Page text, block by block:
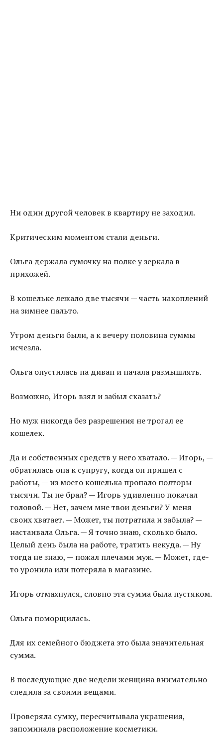
Ни один другой человек в квартиру не заходил.
Критическим моментом стали деньги.
Ольга держала сумочку на полке у зеркала в
прихожей.
В кошельке лежало две тысячи — часть накоплений
на зимнее пальто.
Утром деньги были, а к вечеру половина суммы
исчезла.
Ольга опустилась на диван и начала размышлять.
Возможно, Игорь взял и забыл сказать?
Но муж никогда без разрешения не трогал ее
кошелек.
Да и собственных средств у него хватало. — Игорь, —
обратилась она к супругу, когда он пришел с
работы, — из моего кошелька пропало полторы
тысячи. Ты не брал? — Игорь удивленно покачал
головой. — Нет, зачем мне твои деньги? У меня
своих хватает. — Может, ты потратила и забыла? —
настаивала Ольга. — Я точно знаю, сколько было.
Целый день была на работе, тратить некуда. — Ну
тогда не знаю, — пожал плечами муж. — Может, где-
то уронила или потеряла в магазине.
Игорь отмахнулся, словно эта сумма была пустяком.
Ольга поморщилась.
Для их семейного бюджета это была значительная
сумма.
В последующие две недели женщина внимательно
следила за своими вещами.
Проверяла сумку, пересчитывала украшения,
запоминала расположение косметики.